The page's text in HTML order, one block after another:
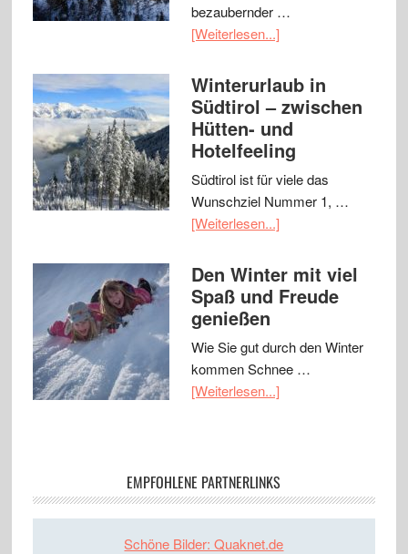
bezaubernder …
[Weiterlesen...]
Winterurlaub in
Südtirol – zwischen
Hütten- und
Hotelfeeling
Südtirol ist für viele das
Wunschziel Nummer 1, …
[Weiterlesen...]
Den Winter mit viel
Spaß und Freude
genießen
Wie Sie gut durch den Winter
kommen Schnee …
[Weiterlesen...]
EMPFOHLENE PARTNERLINKS
Schöne Bilder: Quaknet.de